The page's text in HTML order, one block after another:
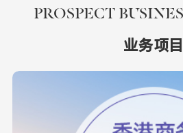
PROSPECT
业务项目